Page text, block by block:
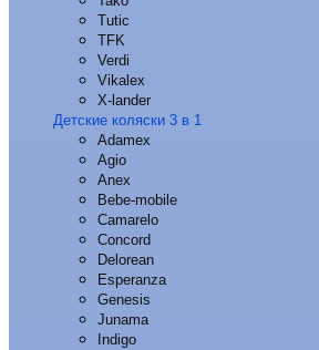
Tutic
TFK
Verdi
Vikalex
X-lander
Детские коляски 3 в 1
Adamex
Agio
Anex
Bebe-mobile
Camarelo
Concord
Delorean
Esperanza
Genesis
Junama
Indigo